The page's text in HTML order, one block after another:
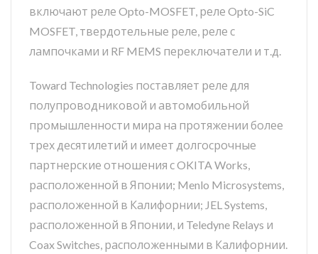
включают реле Opto-MOSFET, реле Opto-SiC
MOSFET, твердотельные реле, реле с
лампочками и RF MEMS переключатели и т.д.
Toward Technologies поставляет реле для
полупроводниковой и автомобильной
промышленности мира на протяжении более
трех десятилетий и имеет долгосрочные
партнерские отношения с OKITA Works,
расположенной в Японии; Menlo Microsystems,
расположенной в Калифорнии; JEL Systems,
расположенной в Японии, и Teledyne Relays и
Coax Switches, расположенными в Калифорнии.